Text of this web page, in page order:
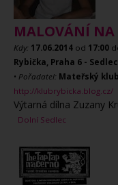
MALOVÁNÍ NA
Kdy: 17.06.2014 od 17:00
Rybička, Praha 6 -
• Pořadatel: Mateřský
http://klubrybicka.blog.cz/
Výtarná dílna Zuzany
Dolní Sedlec